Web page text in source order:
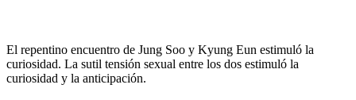
El repentino encuentro de Jung Soo y Kyung Eun estimuló la
curiosidad. La sutil tensión sexual entre los dos estimuló la
curiosidad y la anticipación.